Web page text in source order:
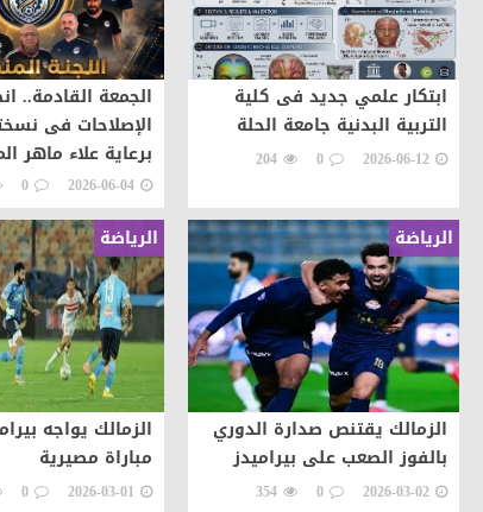
ابتكار علمي جديد فى كلية
التربية البدنية جامعة الحلة
2026-06-12
0
204
الجمعة القادمة..
الإصلاحات فى
برعاية علاء ماهر
السابق لمجلس
2026-06-04
0
الرياضة
الزمالك يقتنص صدارة الدوري
بالفوز الصعب على بيراميدز
2026-03-02
0
354
الرياضة
الزمالك يواجه
مباراة مصيرية
2026-03-01
0